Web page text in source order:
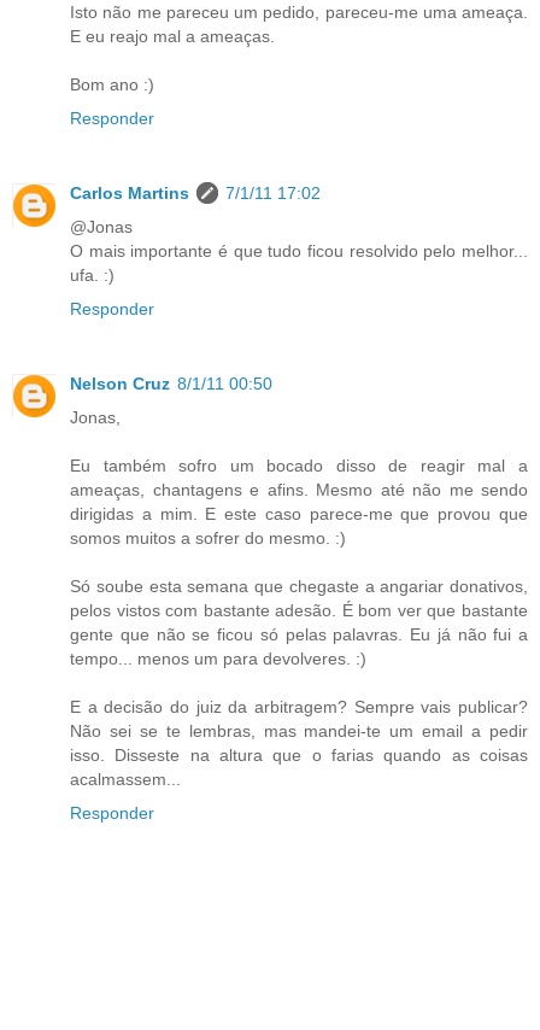
Isto não me pareceu um pedido, pareceu-me uma ameaça.
E eu reajo mal a ameaças.
Bom ano :)
Responder
Carlos Martins
7/1/11 17:02
@Jonas
O mais importante é que tudo ficou resolvido pelo melhor...
ufa. :)
Responder
Nelson Cruz 8/1/11 00:50
Jonas,
Eu também sofro um bocado disso de reagir mal a
ameaças, chantagens e afins. Mesmo até não me sendo
dirigidas a mim. E este caso parece-me que provou que
somos muitos a sofrer do mesmo. :)
Só soube esta semana que chegaste a angariar donativos,
pelos vistos com bastante adesão. É bom ver que bastante
gente que não se ficou só pelas palavras. Eu já não fui a
tempo... menos um para devolveres. :)
E a decisão do juiz da arbitragem? Sempre vais publicar?
Não sei se te lembras, mas mandei-te um email a pedir
isso. Disseste na altura que o farias quando as coisas
acalmassem...
Responder